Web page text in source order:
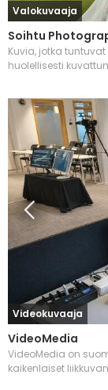
Valokuvaaja
Soihtu
Kuvia, jotka
huolellisesti
Videokuvaaja
VideoMedia
VideoMedia on
kaikenlaiset